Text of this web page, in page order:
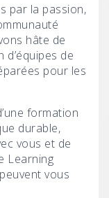
par la passion,
hâte de
de
pour les
formation
durable,
vous et de
Learning
vous